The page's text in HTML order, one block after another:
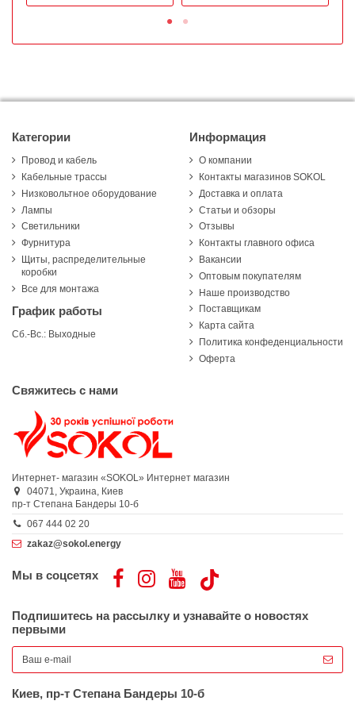
Категории
Провод и кабель
Кабельные трассы
Низковольтное оборудование
Лампы
Светильники
Фурнитура
Щиты, распределительные
коробки
Все для монтажа
График работы
Сб.-Вс.: Выходные
Информация
О компании
Контакты магазинов SOKOL
Доставка и оплата
Статьи и обзоры
Отзывы
Контакты главного офиса
Вакансии
Оптовым покупателям
Наше производство
Поставщикам
Карта сайта
Политика конфеденциальности
Оферта
Свяжитесь с нами
Интернет- магазин «SOKOL» Интернет магазин
04071, Украина, Киев
пр-т Степана Бандеры 10-б
067 444 02 20
zakaz@sokol.energy
Мы в соцсетях
Подпишитесь на рассылку и узнавайте о новостях
первыми
Киев, пр-т Степана Бандеры 10-б